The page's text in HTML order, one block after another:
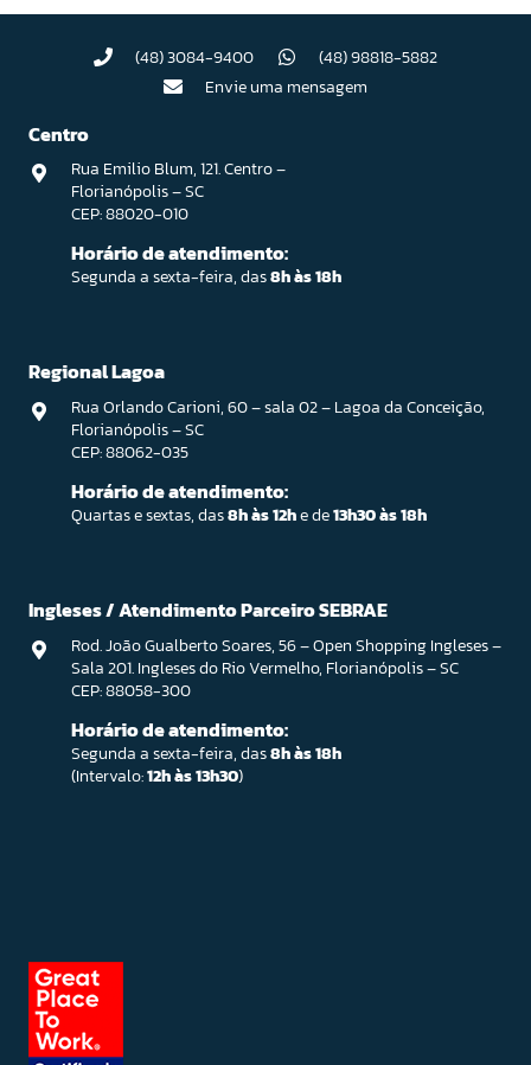
(48) 3084-9400
(48) 98818-5882
Envie uma mensagem
Centro
Rua Emilio Blum, 121. Centro –
Florianópolis – SC
CEP: 88020-010
Horário de atendimento:
Segunda a sexta-feira, das8h às 18h
Regional Lagoa
Rua Orlando Carioni, 60 – sala 02 – Lagoa da Conceição,
Florianópolis – SC
CEP: 88062-035
Horário de atendimento:
Quartas e sextas, das8h às 12he de13h30 às 18h
Ingleses / Atendimento Parceiro SEBRAE
Rod. João Gualberto Soares, 56 – Open Shopping Ingleses –
Sala 201. Ingleses do Rio Vermelho, Florianópolis – SC
CEP: 88058-300
Horário de atendimento:
Segunda a sexta-feira, das8h às 18h
(Intervalo:12h às 13h30)